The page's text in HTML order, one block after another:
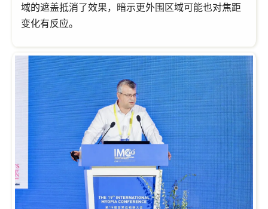
域的遮盖抵消了效果，暗示更外围区域可能也对焦距
变化有反应。